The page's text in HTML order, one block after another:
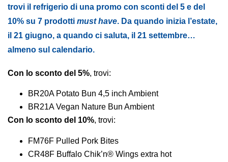
trovi il refrigerio di una promo con sconti del 5 e del
10% su 7 prodotti must have. Da quando inizia l’estate,
il 21 giugno, a quando ci saluta, il 21 settembre…
almeno sul calendario.
Con lo sconto del 5%, trovi:
BR20A Potato Bun 4,5 inch Ambient
BR21A Vegan Nature Bun Ambient
Con lo sconto del 10%, trovi:
FM76F Pulled Pork Bites
CR48F Buffalo Chik’n® Wings extra hot